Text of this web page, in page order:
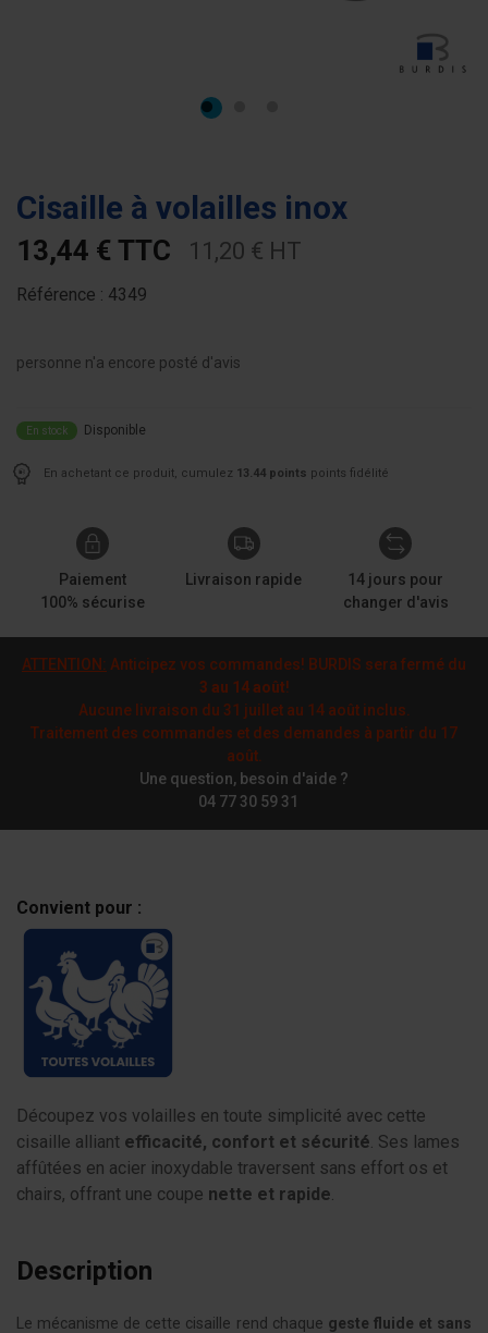
Cisaille à volailles inox
13,44 € TTC 11,20 € HT
Référence : 4349
personne n'a encore posté d'avis
En stock Disponible
En achetant ce produit, cumulez 13.44 points points fidélité
Paiement
100% sécurise
Livraison rapide
14 jours pour
changer d'avis
ATTENTION: Anticipez vos commandes! BURDIS sera fermé du
3 au 14 août!
Aucune livraison du 31 juillet au 14 août inclus.
Traitement des commandes et des demandes à partir du 17
août.
Une question, besoin d'aide ?
04 77 30 59 31
Convient pour :
Découpez vos volailles en toute simplicité avec cette
cisaille alliant efficacité, confort et sécurité. Ses lames
affûtées en acier inoxydable traversent sans effort os et
chairs, offrant une coupe nette et rapide.
Description
Le mécanisme de cette cisaille rend chaque geste fluide et sans